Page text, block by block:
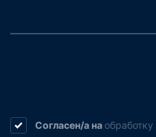
Согласен/а на обработку